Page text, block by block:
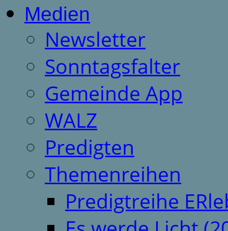
Medien
Newsletter
Sonntagsfalter
Gemeinde App
WALZ
Predigten
Themenreihen
Predigtreihe